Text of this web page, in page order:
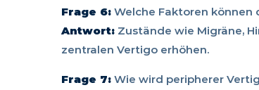
Frage 6: Welche Faktoren können
Antwort: Zustände wie Migräne,
zentralen Vertigo erhöhen.
Frage 7: Wie wird peripherer